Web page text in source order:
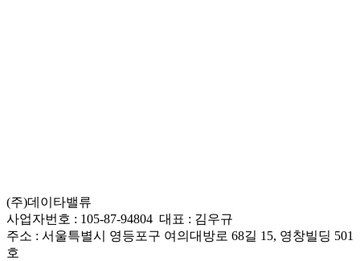
(주)데이타밸류
사업자번호 : 105-87-94804 대표 : 김우규
주소 : 서울특별시 영등포구 여의대방로 68길 15, 영창빌딩 501
호